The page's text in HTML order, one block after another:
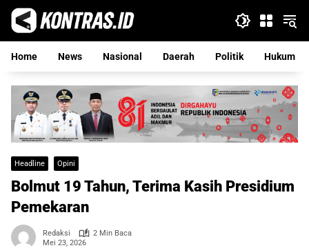
Langsung
konten
Home
News Nasional Daerah Politik Hukum
Headline Opini
Bolmut 19 Tahun, Terima Kasih Presidium
Pemekaran
Redaksi
2 Min Baca
Mei 23, 2026